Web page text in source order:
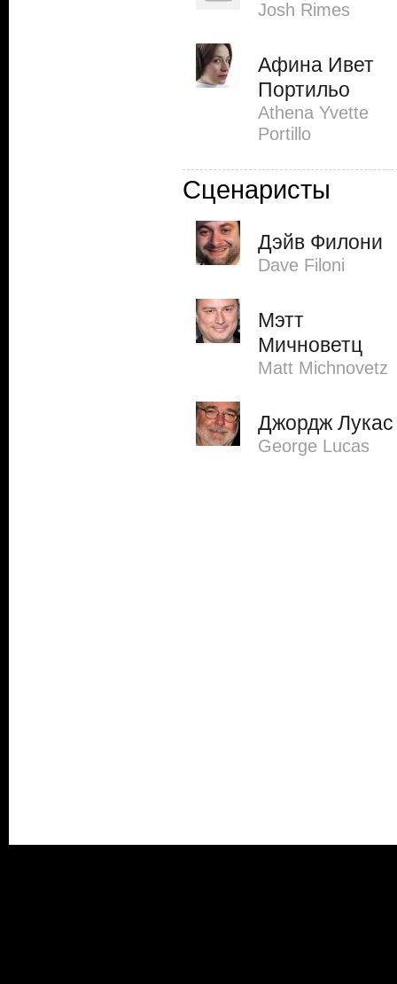
Josh Rimes
Афина Ивет
Портильо
Athena Yvette
Portillo
Сценаристы
Дэйв Филони
Dave Filoni
Мэтт
Мичноветц
Matt Michnovetz
Джордж Лукас
George Lucas